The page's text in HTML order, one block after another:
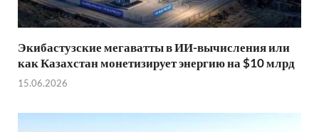
Экибастузские мегаватты в ИИ-вычисления или
как Казахстан монетизирует энергию на $10 млрд
15.06.2026